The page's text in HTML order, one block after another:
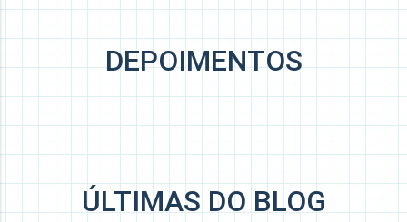
DEPOIMENTOS
ÚLTIMAS DO BLOG